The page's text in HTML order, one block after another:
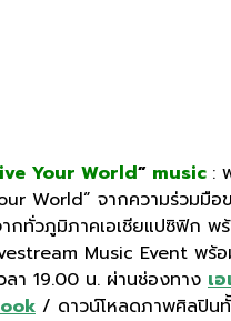
Your World” music :
World” จากความร่วมมือ
กทั่วภูมิภาคเอเชียแปซิฟิก พ
Music Event พร้อ
ลา 19.00 น. ผ่านช่องทาง เ
/ ดาวน์โหลดภาพศิลปิน